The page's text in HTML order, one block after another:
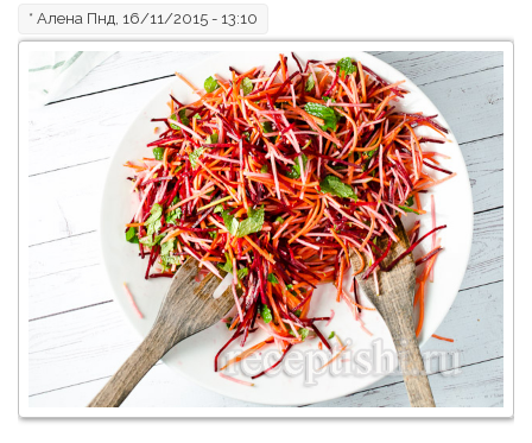
* Алена Пнд, 16/11/2015 - 13:10